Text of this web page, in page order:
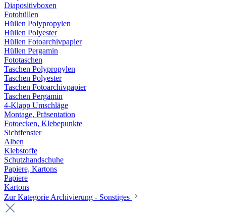
Diapositivboxen
Fotohüllen
Hüllen Polypropylen
Hüllen Polyester
Hüllen Fotoarchivpapier
Hüllen Pergamin
Fototaschen
Taschen Polypropylen
Taschen Polyester
Taschen Fotoarchivpapier
Taschen Pergamin
4-Klapp Umschläge
Montage, Präsentation
Fotoecken, Klebepunkte
Sichtfenster
Alben
Klebstoffe
Schutzhandschuhe
Papiere, Kartons
Papiere
Kartons
Zur Kategorie Archivierung - Sonstiges